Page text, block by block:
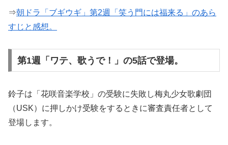
⇒朝ドラ「ブギウギ」第2週「笑う門には福来る」のあら
すじと感想。
第1週「ワテ、歌うで！」の5話で登場。
鈴子は「花咲音楽学校」の受験に失敗し梅丸少女歌劇団
（USK）に押しかけ受験をするときに審査責任者として
登場します。